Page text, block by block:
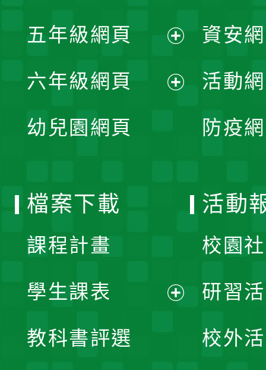
單
選
單
開
選
五年級網頁
開
六年級網頁
幼兒園網頁
資安
活動
防疫
檔案下載
課程計畫
學生課表
教科書評選
活動
校園
研習
校外